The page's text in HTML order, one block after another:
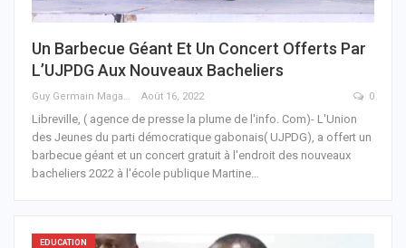
Un Barbecue Géant Et Un Concert Offerts Par
L’UJPDG Aux Nouveaux Bacheliers
Guy Germain Maganga Nziengui Août 16, 2022 0
Libreville, ( agence de presse la plume de l'info. Com)- L'Union
des Jeunes du parti démocratique gabonais( UJPDG), a offert un
barbecue géant et un concert gratuit à l'endroit des nouveaux
bacheliers 2022 à l'école publique Martine
EDUCATION